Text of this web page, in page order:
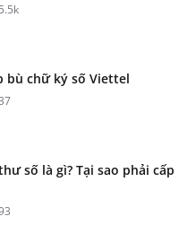
5.5k
bù chữ ký số Viettel
số là gì? Tại sao phải cấp